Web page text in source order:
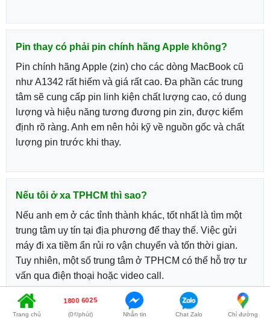
Pin thay có phải pin chính hãng Apple không?
Pin chính hãng Apple (zin) cho các dòng MacBook cũ
như A1342 rất hiếm và giá rất cao. Đa phần các trung
tâm sẽ cung cấp pin linh kiện chất lượng cao, có dung
lượng và hiệu năng tương đương pin zin, được kiểm
định rõ ràng. Anh em nên hỏi kỹ về nguồn gốc và chất
lượng pin trước khi thay.
Nếu tôi ở xa TPHCM thì sao?
Nếu anh em ở các tỉnh thành khác, tốt nhất là tìm một
trung tâm uy tín tại địa phương để thay thế. Việc gửi
máy đi xa tiềm ẩn rủi ro vận chuyển và tốn thời gian.
Tuy nhiên, một số trung tâm ở TPHCM có thể hỗ trợ tư
vấn qua điện thoại hoặc video call.
Cảm ơn anh em đã đọc, chúc máy tính của anh em luôn
Trang chủ
1800 6025
(0₫/phút) Nhắn tin Chat Zalo Chỉ đường